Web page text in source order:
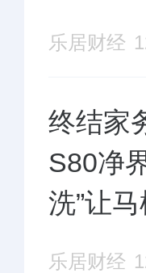
乐居财经
终结家
S80净
洗”让
乐居财经